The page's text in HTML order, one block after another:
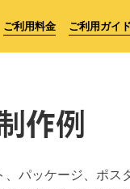
ご利用料金 ご利用ガイド
作例
パッケージ、ポス